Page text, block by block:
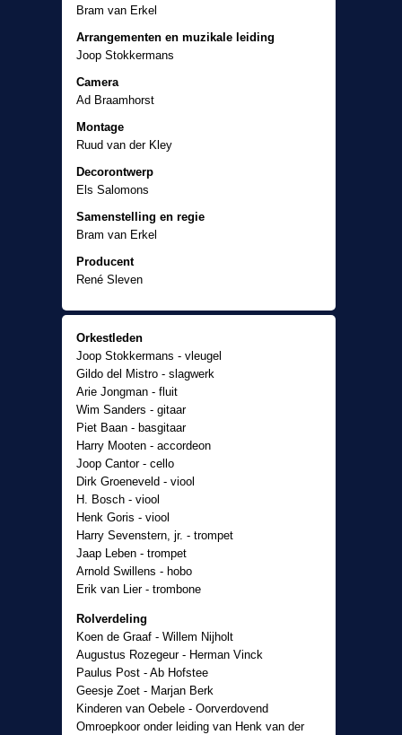
Bram van Erkel
Arrangementen en muzikale leiding
Joop Stokkermans
Camera
Ad Braamhorst
Montage
Ruud van der Kley
Decorontwerp
Els Salomons
Samenstelling en regie
Bram van Erkel
Producent
René Sleven
Orkestleden
Joop Stokkermans - vleugel
Gildo del Mistro - slagwerk
Arie Jongman - fluit
Wim Sanders - gitaar
Piet Baan - basgitaar
Harry Mooten - accordeon
Joop Cantor - cello
Dirk Groeneveld - viool
H. Bosch - viool
Henk Goris - viool
Harry Sevenstern, jr. - trompet
Jaap Leben - trompet
Arnold Swillens - hobo
Erik van Lier - trombone
Rolverdeling
Koen de Graaf - Willem Nijholt
Augustus Rozegeur - Herman Vinck
Paulus Post - Ab Hofstee
Geesje Zoet - Marjan Berk
Kinderen van Oebele - Oorverdovend
Omroepkoor onder leiding van Henk van der